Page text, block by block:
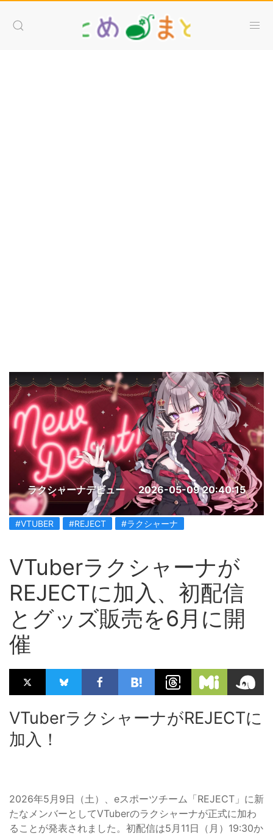
ラクシャーナデビュー 2026-05-09 20:40:15
#VTUBER #REJECT #ラクシャーナ
VTuberラクシャーナが
REJECTに加入、初配信
とグッズ販売を6月に開
催
VTuberラクシャーナがREJECTに
加入！
2026年5月9日（土）、eスポーツチーム「REJECT」に新
たなメンバーとしてVTuberのラクシャーナが正式に加わ
ることが発表されました。初配信は5月11日（月）19:30か